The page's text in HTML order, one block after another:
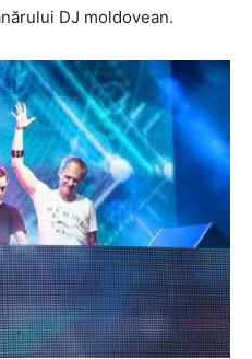
DJ moldovean.